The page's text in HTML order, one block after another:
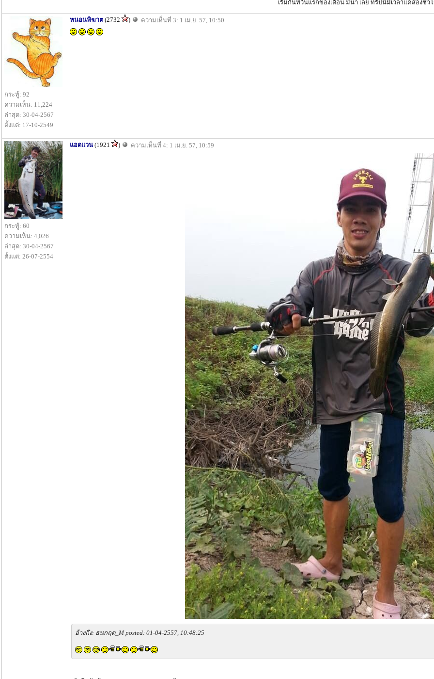
เริมกันที่วันแรกของเดือน มีนา เลย ทริปนี้มีเวลาแค่สองชัว
กระทู้: 92
ความเห็น: 11,224
ล่าสุด: 30-04-2567
ตั้งแต่: 17-10-2549
หนอนพิฆาต (2732 ) ความเห็นที่ 3: 1 เม.ย. 57, 10:50
กระทู้: 60
ความเห็น: 4,026
ล่าสุด: 30-04-2567
ตั้งแต่: 26-07-2554
แอดแวน (1921 ) ความเห็นที่ 4: 1 เม.ย. 57, 10:59
อ้างถึง: ธนกฤต_M posted: 01-04-2557, 10:48:25